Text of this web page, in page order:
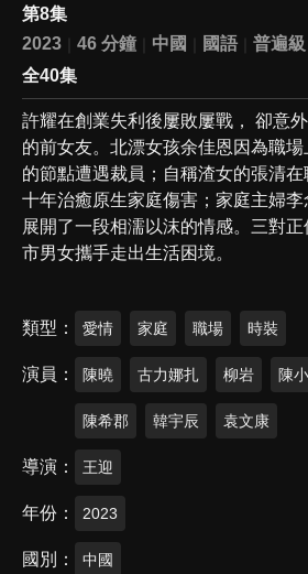
第8集
2023
46 分鐘 中國 國語
普遍級
全40集
許耀在創業失利後屢敗屢戰， 卻意
的前女友。北漂女孩余佳恩因為職
的節點遭遇裁員；自稱渣女的張清
十年治癒原生家庭傷害；家庭主婦
展開了一段相濡以沫的情感。三對
市男女攜手走出生活困境。
類型 愛情 家庭 職場 時裝
演員 陳曉 古力娜扎 柳岩 陳
陳希郡 韓宇辰 袁文康
導演 王迎
年份 2023
國別 中國